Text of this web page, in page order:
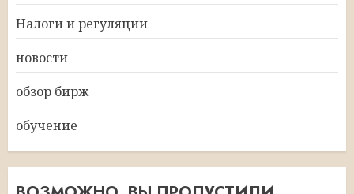
Налоги и регуляции
новости
обзор бирж
обучение